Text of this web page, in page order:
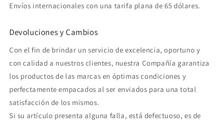
Envíos internacionales con una tarifa plana de 65 dólares.
Devoluciones y Cambios
Con el fin de brindar un servicio de excelencia, oportuno y
con calidad a nuestros clientes, nuestra Compañía garantiza
los productos de las marcas en óptimas condiciones y
perfectamente empacados al ser enviados para una total
satisfacción de los mismos.
Si su artículo presenta alguna falla, está defectuoso, es de